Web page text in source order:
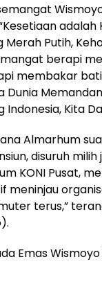
Merah Putih,
berapi
membakar
Kita
Almarhum
disuruh
KONI Pusat,
meninjau
terus,”
Emas